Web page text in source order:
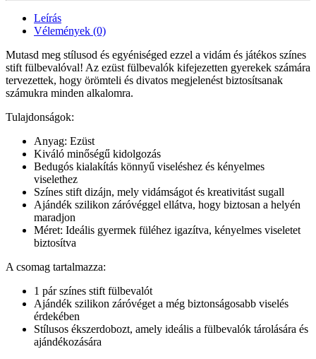
Leírás
Vélemények (0)
Mutasd meg stílusod és egyéniséged ezzel a vidám és játékos színes
stift fülbevalóval! Az ezüst fülbevalók kifejezetten gyerekek számára
tervezettek, hogy örömteli és divatos megjelenést biztosítsanak
számukra minden alkalomra.
Tulajdonságok:
Anyag: Ezüst
Kiváló minőségű kidolgozás
Bedugós kialakítás könnyű viseléshez és kényelmes
viselethez
Színes stift dizájn, mely vidámságot és kreativitást sugall
Ajándék szilikon záróvéggel ellátva, hogy biztosan a helyén
maradjon
Méret: Ideális gyermek füléhez igazítva, kényelmes viseletet
biztosítva
A csomag tartalmazza:
1 pár színes stift fülbevalót
Ajándék szilikon záróvéget a még biztonságosabb viselés
érdekében
Stílusos ékszerdobozt, amely ideális a fülbevalók tárolására és
ajándékozására